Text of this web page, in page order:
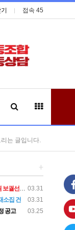
접속 45
는 글입니다.
+
03.31
과 공고
03.31
소집 건
03.25
공고